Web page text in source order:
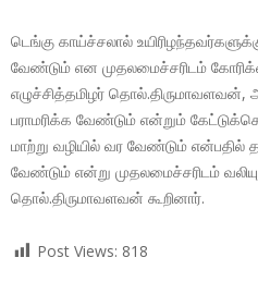
டெங்கு காய்ச்சலால்
வேண்டும் என முதலமைச்சரிடம்
எழுச்சித்தமிழர்
பராமரிக்க வேண்டும் என்றும்
மாற்று வழியில் வர வேண்டும் என்பதில்
வேண்டும் என்று முதலமைச்சரிடம்
தொல்.திருமாவளவன் கூறினார்.
Post Views: 818